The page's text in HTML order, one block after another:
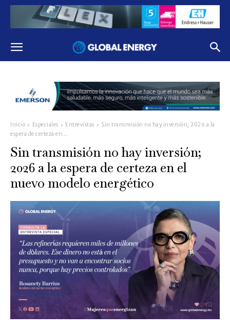
Inicio Especiales Entrevistas
Sin transmisión no hay inversión; 2026 a la
espera de certeza en...
Sin transmisión no hay inversión;
2026 a la espera de certeza en el
nuevo modelo energético